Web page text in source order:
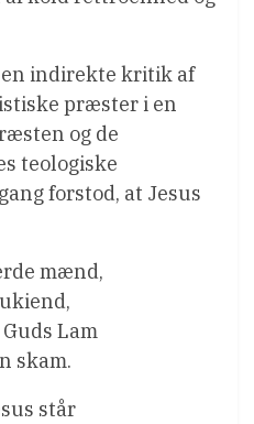
en indirekte kritik af
præster i en
og de
teologiske
forstod, at Jesus
mænd,
Lam
skam.
står